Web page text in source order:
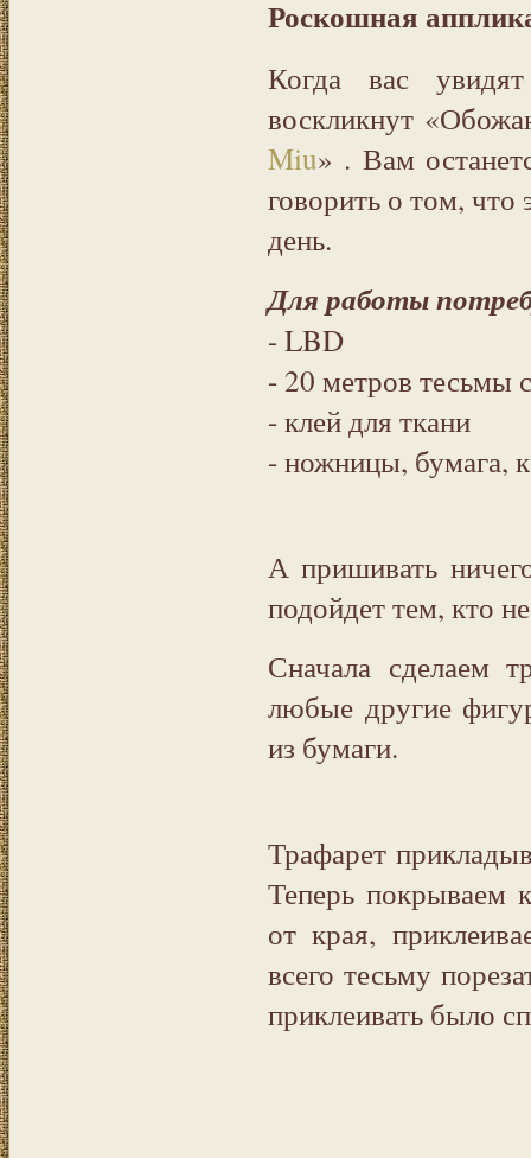
Роскошная
Когда вас
воскликнут
Miu» . Вам
говорить о том, что
день.
Для работы
- LBD
- 20 метров тесьмы
- клей для ткани
- ножницы, бумага,
А пришивать
подойдет тем, кто
Сначала сделаем
любые другие
из бумаги.
Трафарет
Теперь покрываем
от края,
всего тесьму
приклеивать было